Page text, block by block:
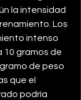
la intensidad
Los
intenso
10 gramos de
de peso
que el
podría